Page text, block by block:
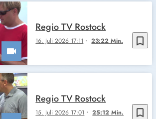
bookmark_border
16. Juli 2026 17:11 23:22 Min.
Regio TV Rostock
bookmark_border
15. Juli 2026 17:01 25:12 Min.
Regio TV Rostock